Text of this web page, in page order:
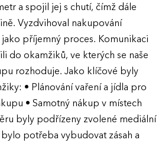
a spojil jej s chutí, čímž dále
Vyzdvihoval nakupování
příjemný proces. Komunikaci
do okamžiků, ve kterých se naše
rozhoduje. Jako klíčové byly
• Plánování vaření a jídla pro
• Samotný nákup v místech
byly podřízeny zvolené mediální
potřeba vybudovat zásah a